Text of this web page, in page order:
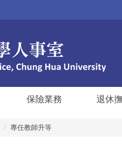
保險業務 退休
專任教師升等